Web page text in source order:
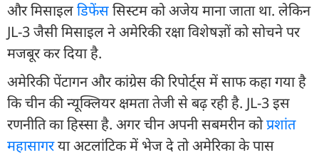
और मिसाइलडिफेंससिस्टम को अजेय माना जाता था. लेकिन
JL-3 जैसी मिसाइल ने अमेरिकी रक्षा विशेषज्ञों को सोचने पर
मजबूर कर दिया है.
अमेरिकी पेंटागन और कांग्रेस की रिपोर्ट्स में साफ कहा गया है
कि चीन की न्यूक्लियर क्षमता तेजी से बढ़ रही है. JL-3 इस
रणनीति का हिस्सा है. अगर चीन अपनी सबमरीन कोप्रशांत
महासागरया अटलांटिक में भेज दे तो अमेरिका के पास